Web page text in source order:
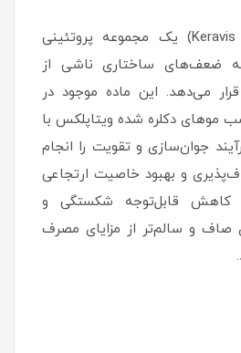
کراویس پی ای (Keravis PE) یک مجموعه پروتئینی
ضعف‌های ساختاری ناشی از
می‌دهد. این ماده موجود در
موهای دکلره شده ویتاپلکس با
جوان‌سازی و تقویت را انجام
و بهبود خاصیت ارتجاعی
کاهش قابل‌توجه شکستگی و
صاف و سالم‌تر از مزایای مصرف